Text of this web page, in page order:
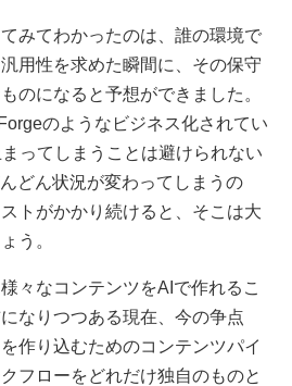
みてわかったのは、誰の環境で
用性を求めた瞬間に、その保守
のになると予想ができました。
のようなビジネス化されてい
ってしまうことは避けられない
どん状況が変わってしまうの
トがかかり続けると、そこは大
う。
々なコンテンツをAIで作れるこ
なりつつある現在、今の争点
作り込むためのコンテンツパイ
フローをどれだけ独自のものと